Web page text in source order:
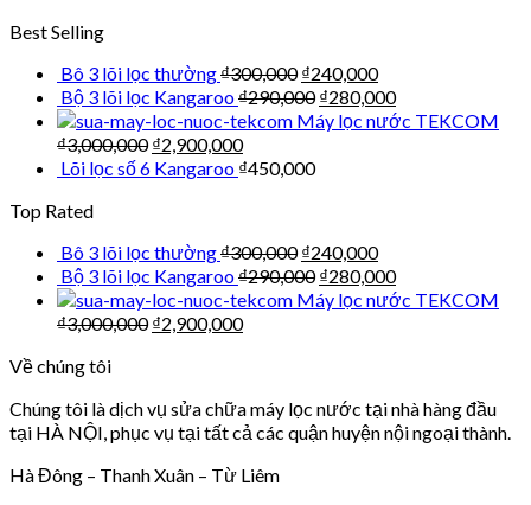
Best Selling
Bô 3 lõi lọc thường₫300,000 ₫240,000
Bộ 3 lõi lọc Kangaroo₫290,000 ₫280,000
Máy lọc nước TEKCOM
₫3,000,000 ₫2,900,000
Lõi lọc số 6 Kangaroo ₫450,000
Top Rated
Bô 3 lõi lọc thường₫300,000 ₫240,000
Bộ 3 lõi lọc Kangaroo₫290,000 ₫280,000
Máy lọc nước TEKCOM
₫3,000,000 ₫2,900,000
Về chúng tôi
Chúng tôi là dịch vụ sửa chữa máy lọc nước tại nhà hàng đầu
tại HÀ NỘI, phục vụ tại tất cả các quận huyện nội ngoại thành.
Hà Đông – Thanh Xuân – Từ Liêm